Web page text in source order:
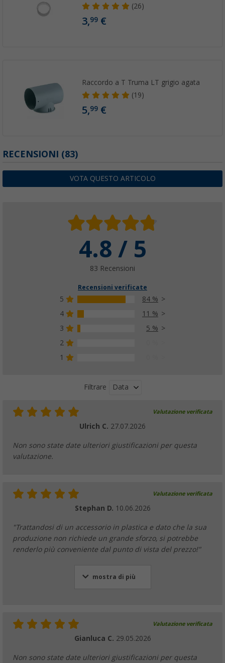
(26)
3,99 €
Raccordo a T Truma LT grigio agata
(19)
5,99 €
RECENSIONI (83)
VOTA QUESTO ARTICOLO
4.8 / 5
83 Recensioni
Recensioni verificate
5
84 %
4
11 %
3
5 %
2
1
Filtrare Data
Valutazione verificata
Ulrich C. 27.07.2026
Non sono state date ulteriori giustificazioni per questa
valutazione.
Valutazione verificata
Stephan D. 10.06.2026
"Trattandosi di un accessorio in plastica e dato che la sua
produzione non richiede un grande sforzo, si potrebbe
renderlo più conveniente dal punto di vista del prezzo!"
mostra di più
Valutazione verificata
Gianluca C. 29.05.2026
Non sono state date ulteriori giustificazioni per questa